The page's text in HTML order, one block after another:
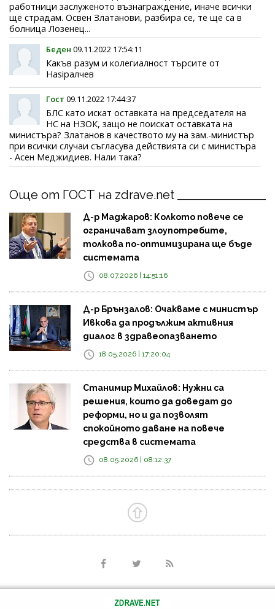
работници заслуженото възнаграждение, иначе всички
ще страдам. Освен Златанови, разбира се, те ще са в
болница Лозенец...
Беден 09.11.2022 17:54:11
Какъв разум и колегиалност търсите от
Наsiралчев
Гост 09.11.2022 17:44:37
БЛС като искат оставката на председателя на
НС на НЗОК, защо не поискат оставката на
министъра? Златанов в качеството му на зам.-министър
при всички случаи съгласува действията си с министъра
- Асен Меджидиев. Нали така?
Още от ГОСТ на zdrave.net
Д-р Маджаров: Колкото повече се
ограничават злоупотребите,
толкова по-оптимизирана ще бъде
системата
08.07.2026 | 14:51:16
Д-р Брънзалов: Очакваме с министър
Ивкова да продължим активния
диалог в здравеопазването
18.05.2026 | 17:20:04
Станимир Михайлов: Нужни са
решения, които да доведат до
реформи, но и да позволят
спокойното даване на повече
средства в системата
08.05.2026 | 08:12:37